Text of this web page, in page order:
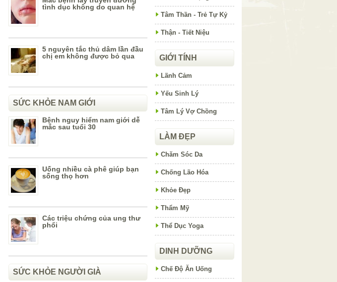
tình dục không do quan hệ
5 nguyên tắc thủ dâm lần đầu
chị em không được bỏ qua
SỨC KHỎE NAM GIỚI
Bệnh nguy hiểm nam giới dễ
mắc sau tuổi 30
Uống nhiều cà phê giúp bạn
sống thọ hơn
Các triệu chứng của ung thư
phổi
SỨC KHỎE NGƯỜI GIÀ
Tâm Thần - Trẻ Tự Kỷ
Thận - Tiết Niệu
GIỚI TÍNH
Lãnh Cảm
Yếu Sinh Lý
Tâm Lý Vợ Chồng
LÀM ĐẸP
Chăm Sóc Da
Chống Lão Hóa
Khỏe Đẹp
Thẩm Mỹ
Thể Dục Yoga
DINH DƯỠNG
Chế Độ Ăn Uống